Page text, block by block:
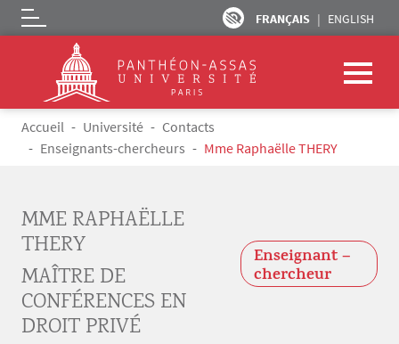
Aller au contenu principal
FRANÇAIS ENGLISH
Logo
Fil d'Ariane
Accueil Université
Contacts
Enseignants-chercheurs
Mme Raphaëlle THERY
MME RAPHAËLLE
THERY
MAÎTRE DE
CONFÉRENCES EN
DROIT PRIVÉ
Enseignant –
chercheur